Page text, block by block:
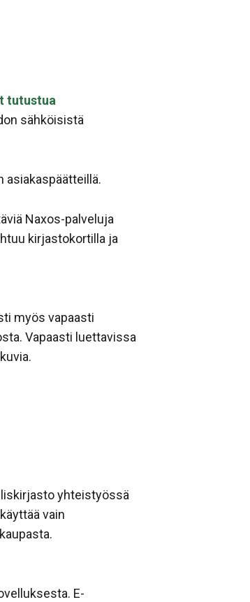
tutustua
sähköisistä
asiakaspäätteillä.
Naxos-palveluja
kirjastokortilla ja
myös vapaasti
Vapaasti luettavissa
yhteistyössä
vain
E-